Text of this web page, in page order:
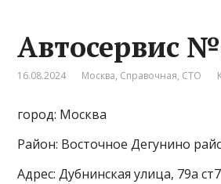
Автосервис
16.08.2024 Москва, Справочная, СТО
город: Москва
Район: Восточное Дегунино
Адрес: Дубнинская улица, 79а ст7